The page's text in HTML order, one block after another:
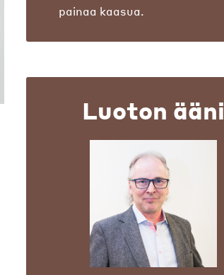
painaa kaasua.
Luoton ääni